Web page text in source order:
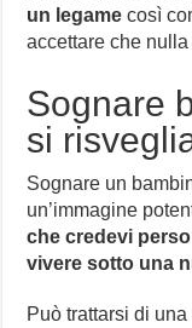
un legame così
accettare che
Sognare
si
Sognare un
un’immagine
che credevi
vivere sotto una
Può trattarsi di